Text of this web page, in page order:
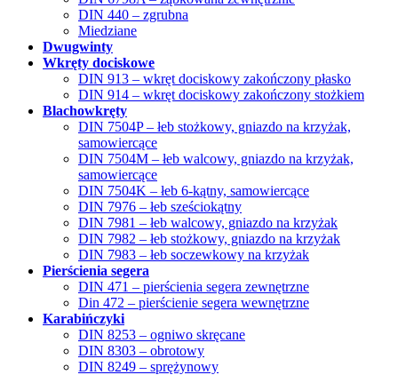
DIN 440 – zgrubna
Miedziane
Dwugwinty
Wkręty dociskowe
DIN 913 – wkręt dociskowy zakończony płasko
DIN 914 – wkręt dociskowy zakończony stożkiem
Blachowkręty
DIN 7504P – łeb stożkowy, gniazdo na krzyżak,
samowiercące
DIN 7504M – łeb walcowy, gniazdo na krzyżak,
samowiercące
DIN 7504K – łeb 6-kątny, samowiercące
DIN 7976 – łeb sześciokątny
DIN 7981 – łeb walcowy, gniazdo na krzyżak
DIN 7982 – łeb stożkowy, gniazdo na krzyżak
DIN 7983 – łeb soczewkowy na krzyżak
Pierścienia segera
DIN 471 – pierścienia segera zewnętrzne
Din 472 – pierścienie segera wewnętrzne
Karabińczyki
DIN 8253 – ogniwo skręcane
DIN 8303 – obrotowy
DIN 8249 – sprężynowy